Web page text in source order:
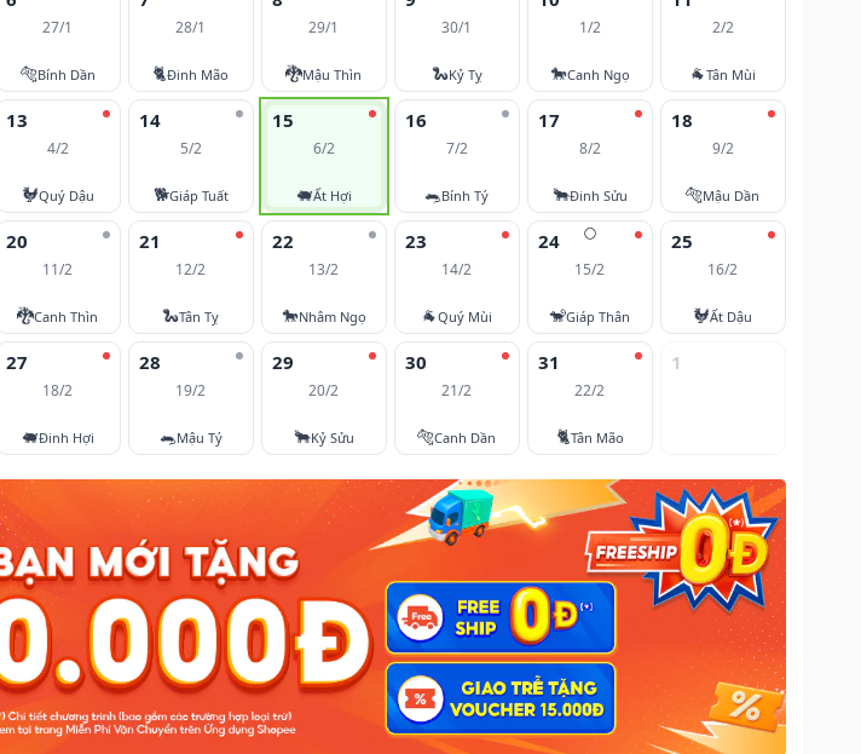
27/1
🐅Bính Dần
28/1
🐈Đinh Mão
29/1
🐉Mậu Thìn
30/1
🐍Kỷ Tỵ
1/2
🐎Canh Ngọ
2/2
🐐Tân Mùi
13
4/2
🐓Quý Dậu
14
5/2
🐕Giáp Tuất
15
6/2
🐖Ất Hợi
16
7/2
🐀Bính Tý
17
8/2
🐂Đinh Sửu
18
9/2
🐅Mậu Dần
20
11/2
🐉Canh Thìn
21
12/2
🐍Tân Tỵ
22
13/2
🐎Nhâm Ngọ
23
14/2
🐐Quý Mùi
🌕
24
15/2
🐒Giáp Thân
25
16/2
🐓Ất Dậu
27
18/2
🐖Đinh Hợi
28
19/2
🐀Mậu Tý
29
20/2
🐂Kỷ Sửu
30
21/2
🐅Canh Dần
31
22/2
🐈Tân Mão
1